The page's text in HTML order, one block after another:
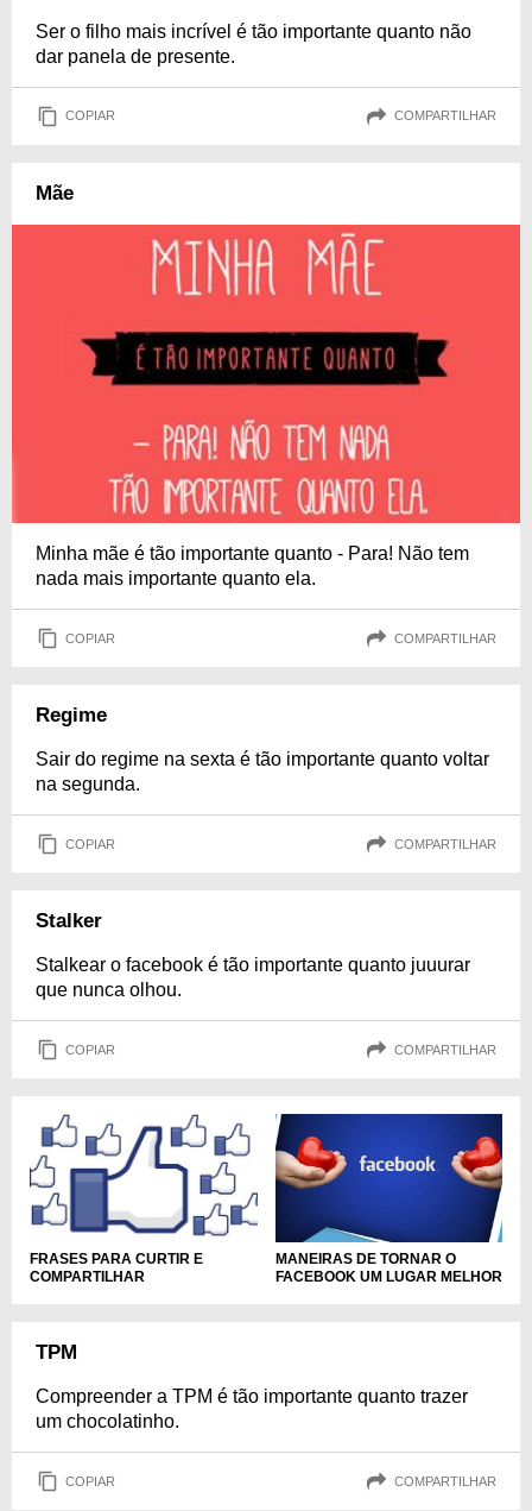
Ser o filho mais incrível é tão importante quanto não
dar panela de presente.
COPIAR COMPARTILHAR
Mãe
Minha mãe é tão importante quanto - Para! Não tem
nada mais importante quanto ela.
COPIAR COMPARTILHAR
Regime
Sair do regime na sexta é tão importante quanto voltar
na segunda.
COPIAR COMPARTILHAR
Stalker
Stalkear o facebook é tão importante quanto juuurar
que nunca olhou.
COPIAR COMPARTILHAR
FRASES PARA CURTIR E
COMPARTILHAR
MANEIRAS DE TORNAR O
FACEBOOK UM LUGAR MELHOR
TPM
Compreender a TPM é tão importante quanto trazer
um chocolatinho.
COPIAR COMPARTILHAR